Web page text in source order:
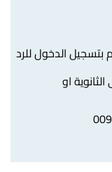
بتسجيل الدخول للرد
او